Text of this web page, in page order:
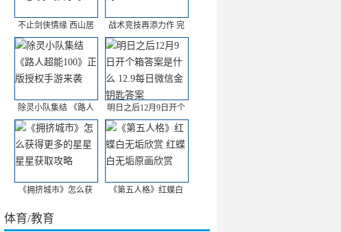
不止剑侠情缘 西山居 战术竞技再添力作 完
除灵小队集结 《路人 明日之后12月9日开个
《拥挤城市》怎么获 《第五人格》红蝶白
体育/教育